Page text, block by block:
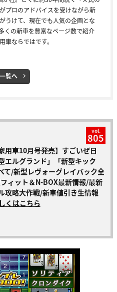
プロのアドバイスを受けながら新
うけて、現在でも人気の企画とな
くの新車を豊富なページ数で紹介
車ならではです。
覧へ
vol.
805
用車10月号発売】すごいぜ日
エルグランド」「新型キック
て/新型レヴォーグレイバック全
ィット＆N-BOX最新情報/最新
攻略大作戦/新車値引き生情報
くはこちら